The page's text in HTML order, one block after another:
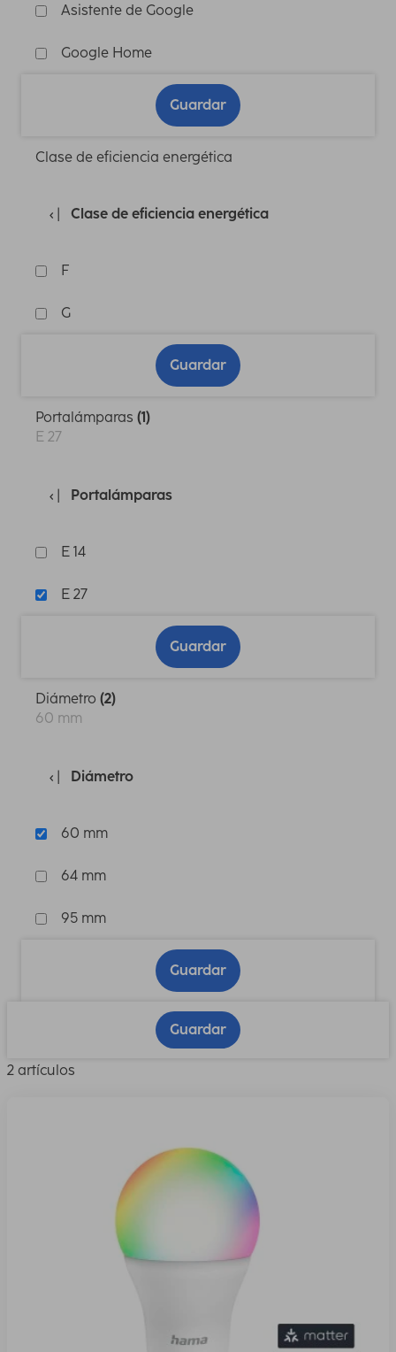
Asistente de Google
Google Home
Guardar
Clase de eficiencia energética
Clase de eficiencia energética
F
G
Guardar
Portalámparas (1)
E 27
Portalámparas
E 14
E 27
Guardar
Diámetro (2)
60 mm
Diámetro
60 mm
64 mm
95 mm
Guardar
Guardar
2 artículos